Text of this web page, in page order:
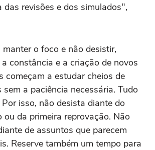
das revisões e dos simulados",
o foco e não desistir,
constância e a criação de novos
começam a estudar cheios de
a paciência necessária. Tudo
isso, não desista diante do
ou da primeira reprovação. Não
de assuntos que parecem
Reserve também um tempo para